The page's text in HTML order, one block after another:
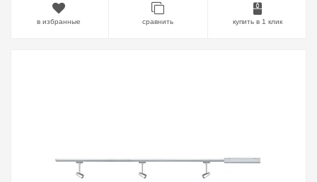
в избранные сравнить купить в 1 клик